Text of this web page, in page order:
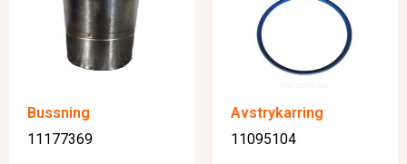
Bussning
11177369
Avstrykarring
11095104